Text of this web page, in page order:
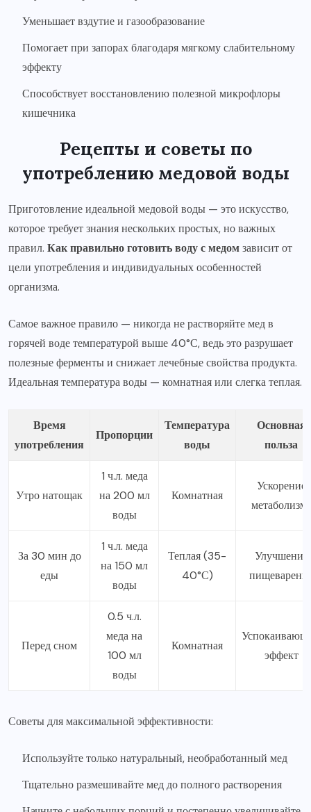
Уменьшает вздутие и газообразование
Помогает при запорах благодаря мягкому слабительному
эффекту
Способствует восстановлению полезной микрофлоры
кишечника
Рецепты и советы по
употреблению медовой воды
Приготовление идеальной медовой воды — это искусство,
которое требует знания нескольких простых, но важных
правил. Как правильно готовить воду с медомзависит от
цели употребления и индивидуальных особенностей
организма.
Самое важное правило — никогда не растворяйте мед в
горячей воде температурой выше 40°С, ведь это разрушает
полезные ферменты и снижает лечебные свойства продукта.
Идеальная температура воды — комнатная или слегка теплая.
Время
употребления
Пропорции
Температура
воды
Основная
польза
Утро натощак
1 ч.л. меда
на 200 мл
воды
Комнатная
Ускорение
метаболизма
За 30 мин до
еды
1 ч.л. меда
на 150 мл
воды
Теплая (35-
40°С)
Улучшение
Перед сном
0.5 ч.л.
меда на
100 мл
воды
Комнатная
эффект
Советы для максимальной эффективности:
Используйте только натуральный, необработанный мед
Тщательно размешивайте мед до полного растворения